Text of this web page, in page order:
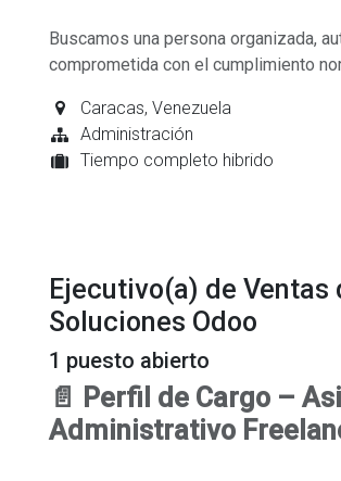
Buscamos una persona organizada,
comprometida con el cumplimiento
Caracas, Venezuela
Administración
Tiempo completo hibrido
Ejecutivo(a) de Ventas
Soluciones Odoo
1 puesto abierto
📄 Perfil de Cargo –
Administrativo